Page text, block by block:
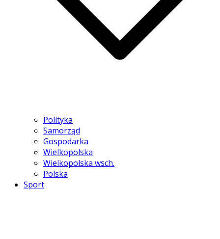
Polityka
Samorząd
Gospodarka
Wielkopolska
Wielkopolska wsch.
Polska
Sport